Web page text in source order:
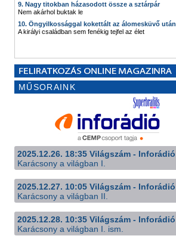
9. Nagy titokban házasodott össze a sztárpár
Nem akárhol buktak le
10. Öngyilkossággal kokettált az álomesküvő után
A királyi családban sem fenékig tejfel az élet
MŰSORAINK
2025.12.26. 18:35 Világszám - Inforádió
Karácsony a világban I.
2025.12.27. 10:05 Világszám - Inforádió
Karácsony a világban II.
2025.12.28. 10:35 Világszám - Inforádió
Karácsony a világban I. ism.